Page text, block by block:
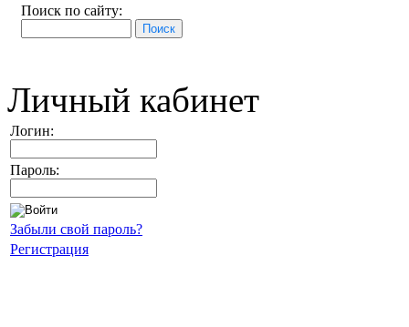
Поиск по сайту:
Личный кабинет
Логин:
Пароль:
Забыли свой пароль?
Регистрация